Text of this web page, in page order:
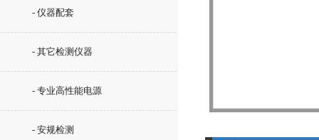
- 仪器配套
- 其它检测仪器
- 专业高性能电源
- 安规检测